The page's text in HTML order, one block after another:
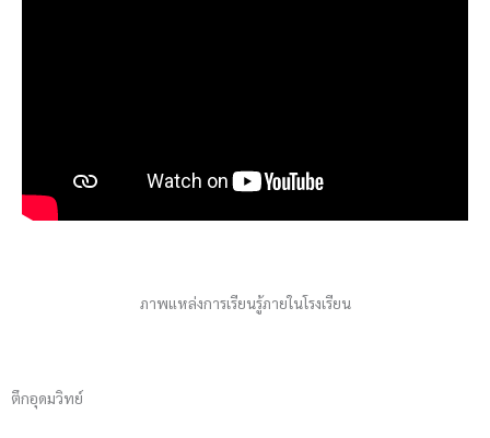
ภาพแหล่งการเรียนรู้ภายในโรงเรียน
ตึกอุดมวิทย์